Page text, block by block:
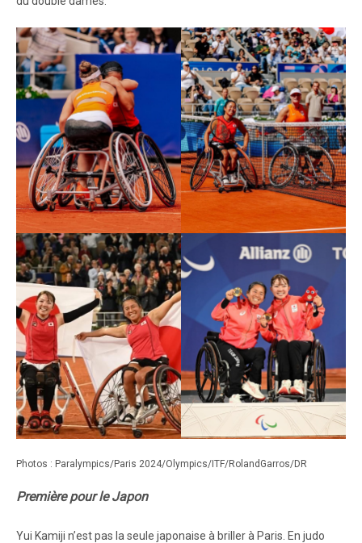
Photos : Paralympics/Paris 2024/Olympics/ITF/RolandGarros/DR
Première pour le Japon
Yui Kamiji n’est pas la seule japonaise à briller à Paris. En judo